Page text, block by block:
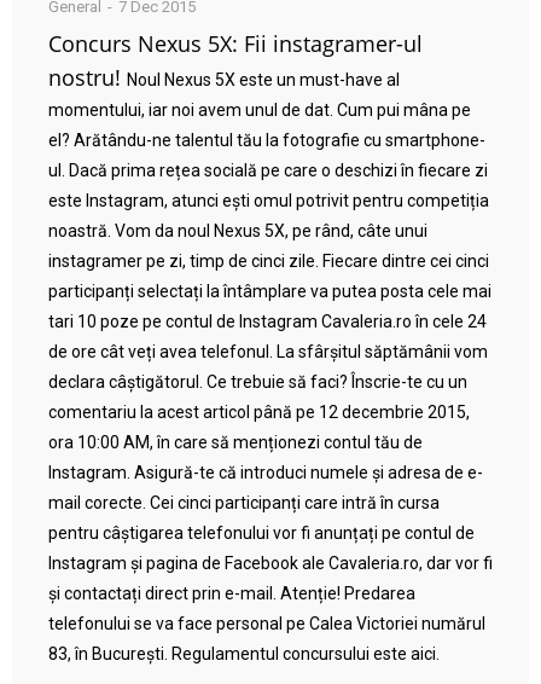
General 7 Dec 2015
Concurs Nexus 5X: Fii instagramer-ul
nostru! Noul Nexus 5X este un must-have al
momentului, iar noi avem unul de dat. Cum pui mâna pe
el? Arătându-ne talentul tău la fotografie cu smartphone-
ul. Dacă prima rețea socială pe care o deschizi în fiecare zi
este Instagram, atunci ești omul potrivit pentru competiția
noastră. Vom da noul Nexus 5X, pe rând, câte unui
instagramer pe zi, timp de cinci zile. Fiecare dintre cei cinci
participanți selectați la întâmplare va putea posta cele mai
tari 10 poze pe contul de Instagram Cavaleria.ro în cele 24
de ore cât veți avea telefonul. La sfârșitul săptămânii vom
declara câștigătorul. Ce trebuie să faci? Înscrie-te cu un
comentariu la acest articol până pe 12 decembrie 2015,
ora 10:00 AM, în care să menționezi contul tău de
Instagram. Asigură-te că introduci numele și adresa de e-
mail corecte. Cei cinci participanți care intră în cursa
pentru câștigarea telefonului vor fi anunțați pe contul de
Instagram și pagina de Facebook ale Cavaleria.ro, dar vor fi
și contactați direct prin e-mail. Atenție! Predarea
telefonului se va face personal pe Calea Victoriei numărul
83, în București. Regulamentul concursului este aici.